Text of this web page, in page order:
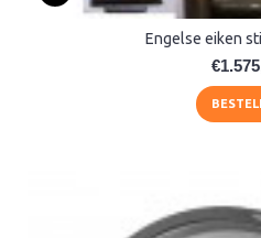
Engelse eiken